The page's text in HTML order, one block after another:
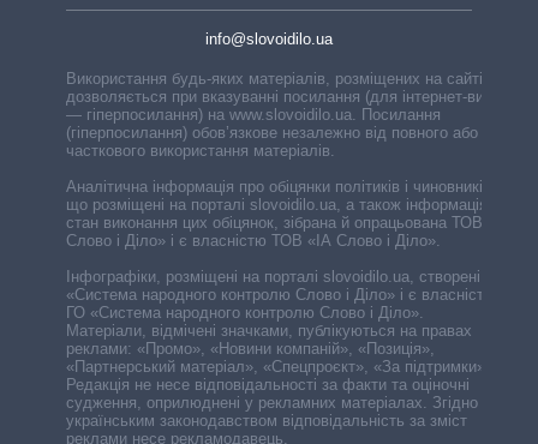
info@slovoidilo.ua
Використання будь-яких матеріалів, розміщених на сайті,
дозволяється при вказуванні посилання (для інтернет-видань
— гіперпосилання) на www.slovoidilo.ua. Посилання
(гіперпосилання) обов’язкове незалежно від повного або
часткового використання матеріалів.
Аналітична інформація про обіцянки політиків і чиновників,
що розміщені на порталі slovoidilo.ua, а також інформація про
стан виконання цих обіцянок, зібрана й опрацьована ТОВ «ІА
Слово і Діло» і є власністю ТОВ «ІА Слово і Діло».
Інфографіки, розміщені на порталі slovoidilo.ua, створені ГО
«Система народного контролю Слово і Діло» і є власністю
ГО «Система народного контролю Слово і Діло».
Матеріали, відмічені значками, публікуються на правах
реклами: «Промо», «Новини компаній», «Позиція»,
«Партнерський матеріал», «Спецпроєкт», «За підтримки».
Редакція не несе відповідальності за факти та оціночні
судження, оприлюднені у рекламних матеріалах. Згідно з
українським законодавством відповідальність за зміст
реклами несе рекламодавець.